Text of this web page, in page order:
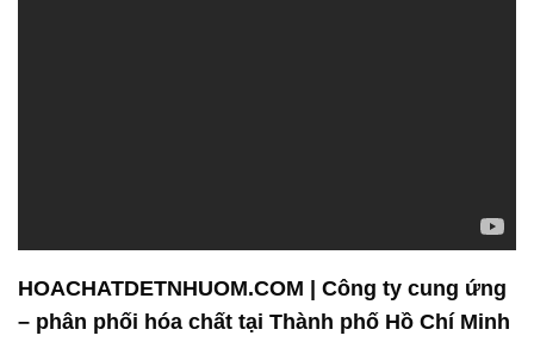
HOACHATDETNHUOM.COM | Công ty cung ứng
– phân phối hóa chất tại Thành phố Hồ Chí Minh